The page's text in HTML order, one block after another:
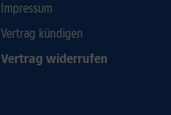
Impressum
Vertrag kündigen
Vertrag widerrufen